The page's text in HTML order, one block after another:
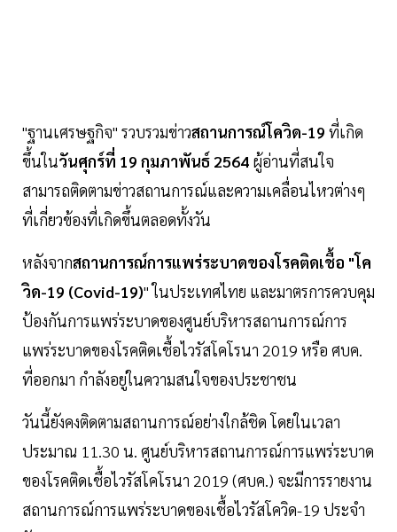
"ฐานเศรษฐกิจ" รวบรวมข่าวสถานการณ์โควิด-19 ที่เกิด
ขึ้นในวันศุกร์ที่ 19 กุมภาพันธ์ 2564 ผู้อ่านที่สนใจ
สามารถติดตามข่าวสถานการณ์และความเคลื่อนไหวต่างๆ
ที่เกี่ยวข้องที่เกิดขึ้นตลอดทั้งวัน
หลังจากสถานการณ์การแพร่ระบาดของโรคติดเชื้อ "โค
วิด-19 (Covid-19)" ในประเทศไทย และมาตรการควบคุม
ป้องกันการแพร่ระบาดของศูนย์บริหารสถานการณ์การ
แพร่ระบาดของโรคติดเชื้อไวรัสโคโรนา 2019 หรือ ศบค.
ที่ออกมา กำลังอยู่ในความสนใจของประชาชน
วันนี้ยังคงติดตามสถานการณ์อย่างใกล้ชิด โดยในเวลา
ประมาณ 11.30 น. ศูนย์บริหารสถานการณ์การแพร่ระบาด
ของโรคติดเชื้อไวรัสโคโรนา 2019 (ศบค.) จะมีการรายงาน
สถานการณ์การแพร่ระบาดของเชื้อไวรัสโควิด-19 ประจำ